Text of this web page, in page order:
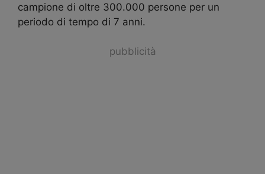
campione di oltre 300.000 persone per un
periodo di tempo di 7 anni.
pubblicità